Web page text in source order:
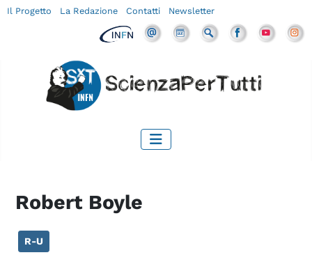
Il Progetto La Redazione Contatti Newsletter
Robert Boyle
R-U